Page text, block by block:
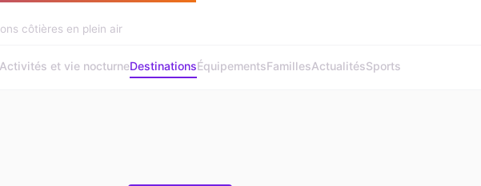
côtières en plein air
Activités et vie nocturneDestinationsÉquipementsFamillesActualitésSports